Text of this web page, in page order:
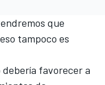
que
tampoco es
favorecer a